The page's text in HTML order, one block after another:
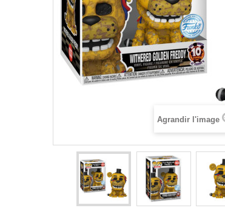
Agrandir l'image